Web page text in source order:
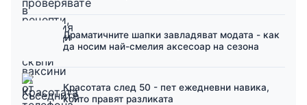
Драматичните шапки завладяват модата - как
да носим най-смелия аксесоар на сезона
Красотата след 50 - пет ежедневни навика,
които правят разликата